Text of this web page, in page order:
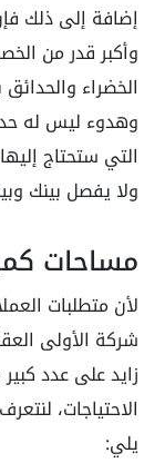
إضافة إلى ذلك
وأكبر قدر من
الخضراء
وهدوء ليس له
التي ستحتاج
ولا يفصل بينك
مساحات
لأن متطلبات
شركة الأولى
زايد على عدد
الاحتياجات،
يلي: